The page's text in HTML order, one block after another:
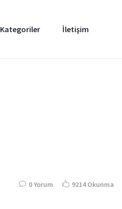
Kategoriler İletişim
0 Yorum 9214 Okunma